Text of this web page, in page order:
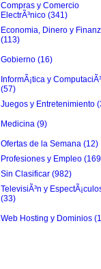
Compras y Comercio
ElectrÃ³nico (341)
Economia, Dinero y
(113)
Gobierno (16)
InformÃ¡tica y
(57)
Juegos y Entretenimiento
Medicina (9)
Ofertas de la Semana (12)
Profesiones y Empleo
Sin Clasificar (982)
TelevisiÃ³n y
(33)
Web Hosting y Dominios